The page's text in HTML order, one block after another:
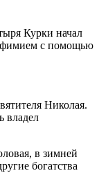
Курки начал
с помощью
Николая.
владел
в зимней
богатства